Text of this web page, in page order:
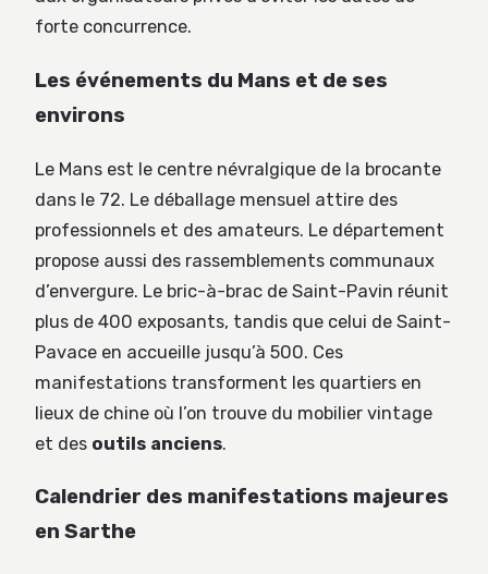
forte concurrence.
Les événements du Mans et de ses
environs
Le Mans est le centre névralgique de la brocante
dans le 72. Le déballage mensuel attire des
professionnels et des amateurs. Le département
propose aussi des rassemblements communaux
d’envergure. Le bric-à-brac de Saint-Pavin réunit
plus de 400 exposants, tandis que celui de Saint-
Pavace en accueille jusqu’à 500. Ces
manifestations transforment les quartiers en
lieux de chine où l’on trouve du mobilier vintage
et des outils anciens.
Calendrier des manifestations majeures
en Sarthe